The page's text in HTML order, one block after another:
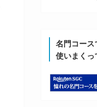
名門コー
使いまくっ